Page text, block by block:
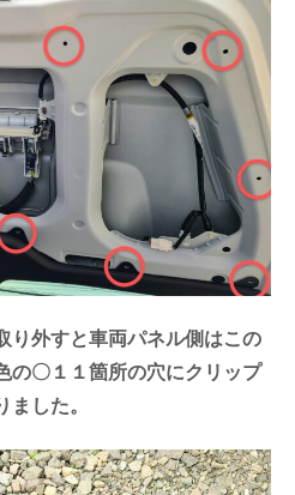
り外すと車両パネル側はこの
の〇１１箇所の穴にクリップ
した。